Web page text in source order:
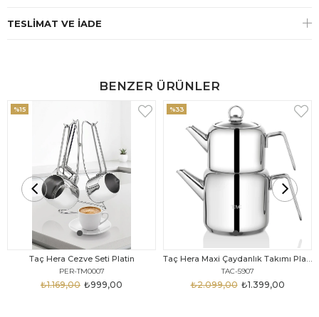
TESLIMAT VE İADE
BENZER ÜRÜNLER
Taç Hera Cezve Seti Platin
PER-TM0007
₺999,00
₺1.169,00
%15
Taç Hera Maxi Çaydanlık Takımı Platin
TAC-5907
₺1.399,00
₺2.099,00
%33